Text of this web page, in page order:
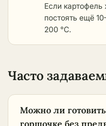
Если
постоять ещё
200 °C.
Часто
Можно ли